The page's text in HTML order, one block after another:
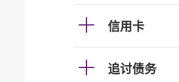
信用卡
追讨债务